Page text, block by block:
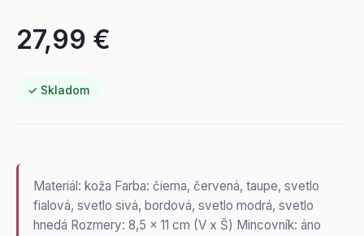
27,99 €
✓ Skladom
Materiál: koža Farba: čierna, červená, taupe, svetlo
fialová, svetlo sivá, bordová, svetlo modrá, svetlo
hnedá Rozmery: 8,5 x 11 cm (V x Š) Mincovník: áno